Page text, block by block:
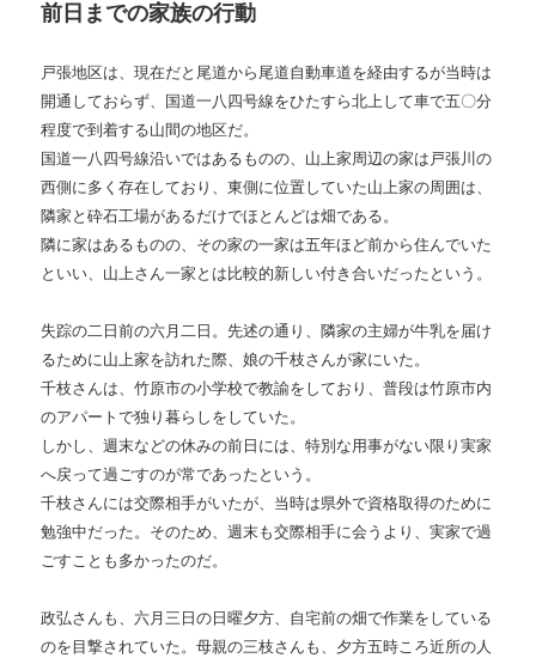
前日までの家族の行動
戸張地区は、現在だと尾道から尾道自動車道を経由するが当時は
開通しておらず、国道一八四号線をひたすら北上して車で五〇分
程度で到着する山間の地区だ。
国道一八四号線沿いではあるものの、山上家周辺の家は戸張川の
西側に多く存在しており、東側に位置していた山上家の周囲は、
隣家と砕石工場があるだけでほとんどは畑である。
隣に家はあるものの、その家の一家は五年ほど前から住んでいた
といい、山上さん一家とは比較的新しい付き合いだったという。
失踪の二日前の六月二日。先述の通り、隣家の主婦が牛乳を届け
るために山上家を訪れた際、娘の千枝さんが家にいた。
千枝さんは、竹原市の小学校で教諭をしており、普段は竹原市内
のアパートで独り暮らしをしていた。
しかし、週末などの休みの前日には、特別な用事がない限り実家
へ戻って過ごすのが常であったという。
千枝さんには交際相手がいたが、当時は県外で資格取得のために
勉強中だった。そのため、週末も交際相手に会うより、実家で過
ごすことも多かったのだ。
政弘さんも、六月三日の日曜夕方、自宅前の畑で作業をしている
のを目撃されていた。母親の三枝さんも、夕方五時ころ近所の人